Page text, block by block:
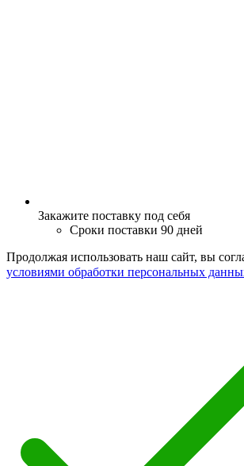
Закажите поставку под себя
Сроки поставки 90 дней
Продолжая использовать наш сайт, вы
условиями обработки персональных